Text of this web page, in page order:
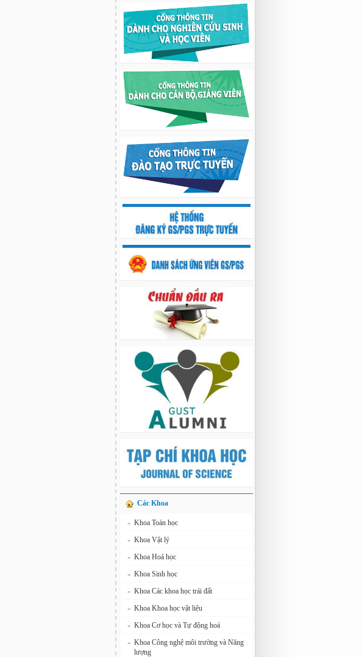
03:41 08/07/2026
GIAO LƯU TRAO ĐỔI HỌC THUẬT
GIỮA HỌC VIỆN KHOA HỌC VÀ
CÔNG NGHỆ VỚI TRƯỜNG ĐẠI
HỌC OSAKA, TRƯỜNG TRUNG
HỌC HYOGO (NHẬT BẢN) VÀ
TRƯỜNG TRUNG HỌC PHỔ
THÔNG CHUYÊN KHOA HỌC TỰ
NHIÊN
02:22 23/07/2026
Nghiên cứu chế tạo hệ thống xác định
hướng vật thể độ chính xác cao dựa trên
từ kế và vật liệu biến hóa
9:33 sáng thứ hai, 03/08/2026
Các Khoa
» Khoa Toán học
» Khoa Vật lý
» Khoa Hoá học
» Khoa Sinh học
» Khoa Các khoa học trái đất
» Khoa Khoa học vật liệu
» Khoa Cơ học và Tự động hoá
» Khoa Công nghệ môi trường và Năng
lượng